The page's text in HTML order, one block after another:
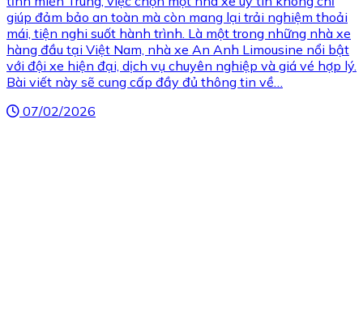
giúp đảm bảo an toàn mà còn mang lại trải nghiệm thoải
mái, tiện nghi suốt hành trình. Là một trong những nhà xe
hàng đầu tại Việt Nam, nhà xe An Anh Limousine nổi bật
với đội xe hiện đại, dịch vụ chuyên nghiệp và giá vé hợp lý.
Bài viết này sẽ cung cấp đầy đủ thông tin về…
07/02/2026